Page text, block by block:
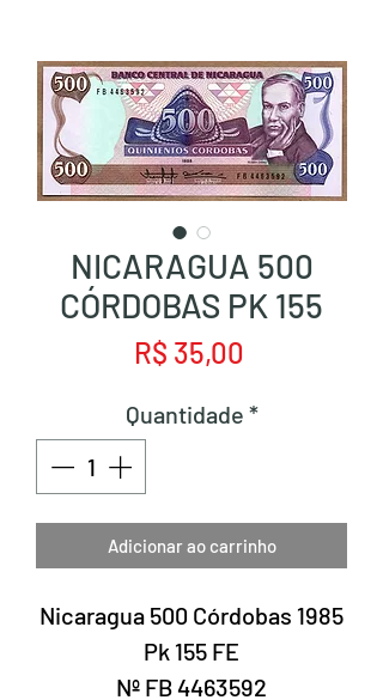
NICARAGUA 500
CÓRDOBAS PK 155
R$ 35,00
Quantidade *
Adicionar ao carrinho
Nicaragua 500 Córdobas 1985
Pk 155 FE
Nº FB 4463592